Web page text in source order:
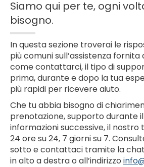
Siamo qui per te, ogni
bisogno.
In questa sezione troverai le
più comuni sull’assistenza fornita
come contattarci, il tipo di
prima, durante e dopo la tua
più rapidi per ricevere aiuto.
Che tu abbia bisogno di
prenotazione, supporto durante
informazioni successive, il nostro
24 ore su 24, 7 giorni su 7.
sotto e contattaci tramite la chat
in alto a destra o all’indirizzo